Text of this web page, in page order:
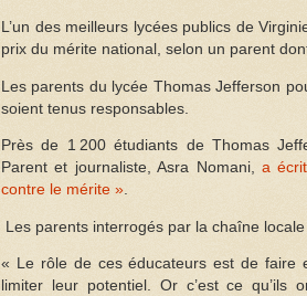
L’un des meilleurs lycées publics de
prix du mérite national, selon un parent
Les parents du lycée Thomas Jefferson
soient tenus responsables.
Près de 1 200 étudiants de Thomas
Parent et journaliste, Asra Nomani, a
contre le mérite ».
Les parents interrogés par la chaîne
« Le rôle de ces éducateurs est de faire
limiter leur potentiel. Or c’est ce